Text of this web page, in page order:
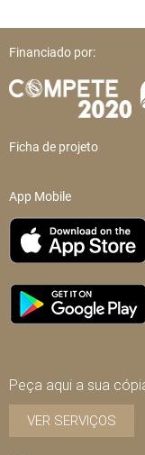
Financiado por:
Ficha de projeto
App Mobile
Peça aqui a sua
VER SERVIÇOS